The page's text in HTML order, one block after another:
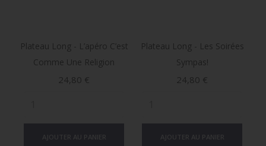
Plateau Long - L’apéro C’est
Comme Une Religion
Prix
24,80 €
Plateau Long - Les Soirées
Sympas!
Prix
24,80 €